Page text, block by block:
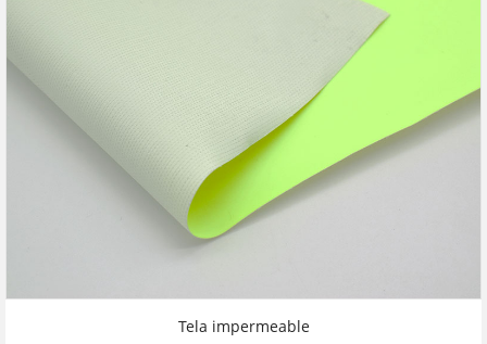
Tela impermeable